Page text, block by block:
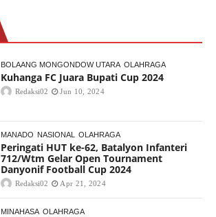
BOLAANG MONGONDOW UTARA OLAHRAGA
Kuhanga FC Juara Bupati Cup 2024
Redaksi02 Jun 10, 2024
MANADO NASIONAL OLAHRAGA
Peringati HUT ke-62, Batalyon Infanteri
712/Wtm Gelar Open Tournament
Danyonif Football Cup 2024
Redaksi02 Apr 21, 2024
MINAHASA OLAHRAGA